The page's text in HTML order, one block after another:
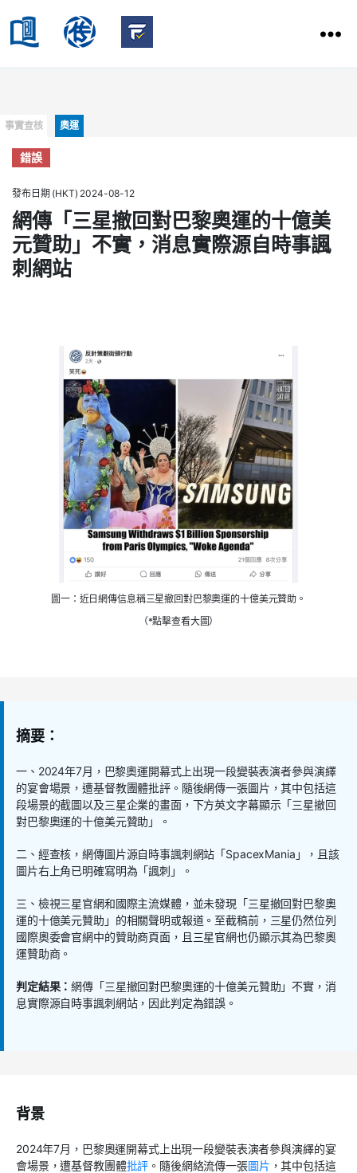
HKBU
of
Communication
Categories
事實查核 奧運
錯誤
發布日期 (HKT) 2024-08-12
網傳「三星撤回對巴黎奧運的十億美
元贊助」不實，消息實際源自時事諷
刺網站
圖一：近日網傳信息稱三星撤回對巴黎奧運的十億美元贊助。
（*點擊查看大圖）
摘要：
一、2024年7月，巴黎奧運開幕式上出現一段變裝表演者參與演繹
的宴會場景，遭基督教團體批評。隨後網傳一張圖片，其中包括這
段場景的截圖以及三星企業的畫面，下方英文字幕顯示「三星撤回
對巴黎奧運的十億美元贊助」。
二、經查核，網傳圖片源自時事諷刺網站「SpacexMania 」，且該
圖片右上角已明確寫明為「諷刺」。
三、檢視三星官網和國際主流媒體，並未發現「三星撤回對巴黎奧
運的十億美元贊助」的相關聲明或報道。至截稿前，三星仍然位列
國際奧委會官網中的贊助商頁面，且三星官網也仍顯示其為巴黎奧
運贊助商。
判定結果：網傳「三星撤回對巴黎奧運的十億美元贊助」不實，消
息實際源自時事諷刺網站，因此判定為錯誤。
背景
2024年7月，巴黎奧運開幕式上出現一段變裝表演者參與演繹的宴
會場景，遭基督教團體批評 。隨後網絡流傳一張圖片 ，其中包括這